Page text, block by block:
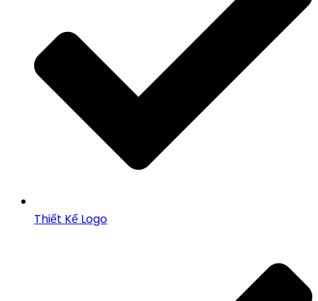
Thiết Kế Logo